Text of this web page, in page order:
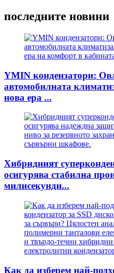
последните новини
YMIN кондензатори:
автомобилната
нова ера ...
Хибридният
осигурява стабилна
милисекунди...
Как да изберем най-